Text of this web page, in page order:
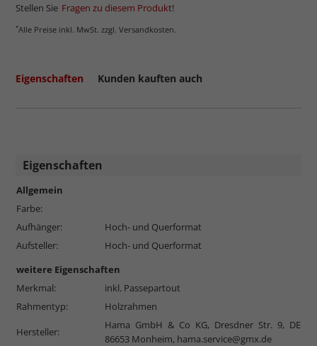
Stellen Sie Fragen zu diesem Produkt!
*Alle Preise inkl. MwSt. zzgl. Versandkosten.
Eigenschaften Kunden kauften auch
Eigenschaften
Allgemein
Farbe:
Aufhänger:
Hoch- und Querformat
Aufsteller:
Hoch- und Querformat
weitere Eigenschaften
Merkmal:
inkl. Passepartout
Rahmentyp:
Holzrahmen
Hersteller:
Hama GmbH & Co KG, Dresdner Str. 9, DE
86653 Monheim, hama.service@gmx.de